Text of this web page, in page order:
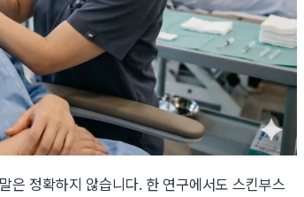
은 정확하지 않습니다. 한 연구에서도 스킨부스